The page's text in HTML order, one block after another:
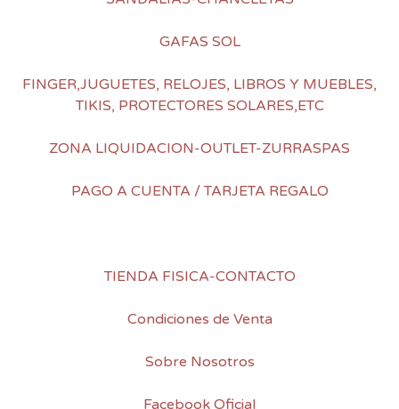
GAFAS SOL
FINGER,JUGUETES, RELOJES, LIBROS Y MUEBLES,
TIKIS, PROTECTORES SOLARES,ETC
ZONA LIQUIDACION-OUTLET-ZURRASPAS
PAGO A CUENTA / TARJETA REGALO
TIENDA FISICA-CONTACTO
Condiciones de Venta
Sobre Nosotros
Facebook Oficial